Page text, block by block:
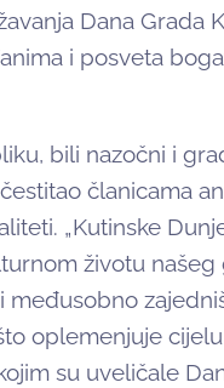
Dana Grada
i posveta
bili nazočni i
članicama
„Kutinske
životu našeg
oplemenjuje
su uveličale